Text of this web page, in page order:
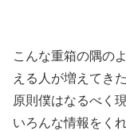
こんな重箱の隅の
える人が増えてきた
原則僕はなるべく
いろんな情報をく